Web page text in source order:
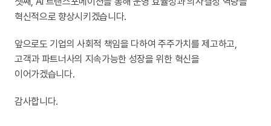
혁신적으로 향상시키겠습니다.
앞으로도 기업의 사회적 책임을 다하여 주주가치를 제고하고,
고객과 파트너사의 지속가능한 성장을 위한 혁신을
이어가겠습니다.
감사합니다.